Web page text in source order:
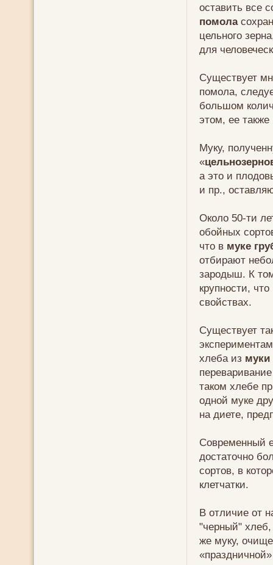
оставить все
помола
цельного
для
Существует
помола,
большом
этом, ее
Муку,
«
а это и
и пр.,
Около 50-ти
обойных
что в муке
отбирают
зародыш. К
крупности,
свойствах.
Существует
хлеба из муки
таком хлебе
одной муке
на диете,
Современный
достаточно
сортов, в
клетчатки.
В отличие от
"черный"
же муку,